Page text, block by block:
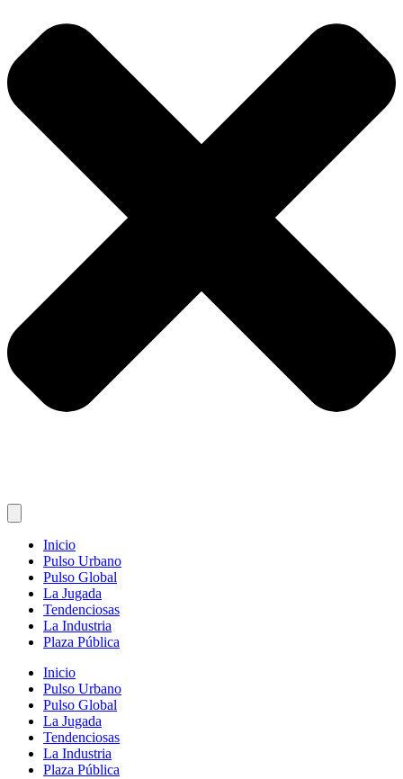
Inicio
Pulso Urbano
Pulso Global
La Jugada
Tendenciosas
La Industria
Plaza Pública
Inicio
Pulso Urbano
Pulso Global
La Jugada
Tendenciosas
La Industria
Plaza Pública